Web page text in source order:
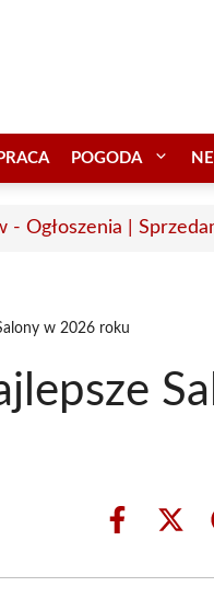
PRACA POGODA
- Ogłoszenia |
w 2026 roku
Share
Share